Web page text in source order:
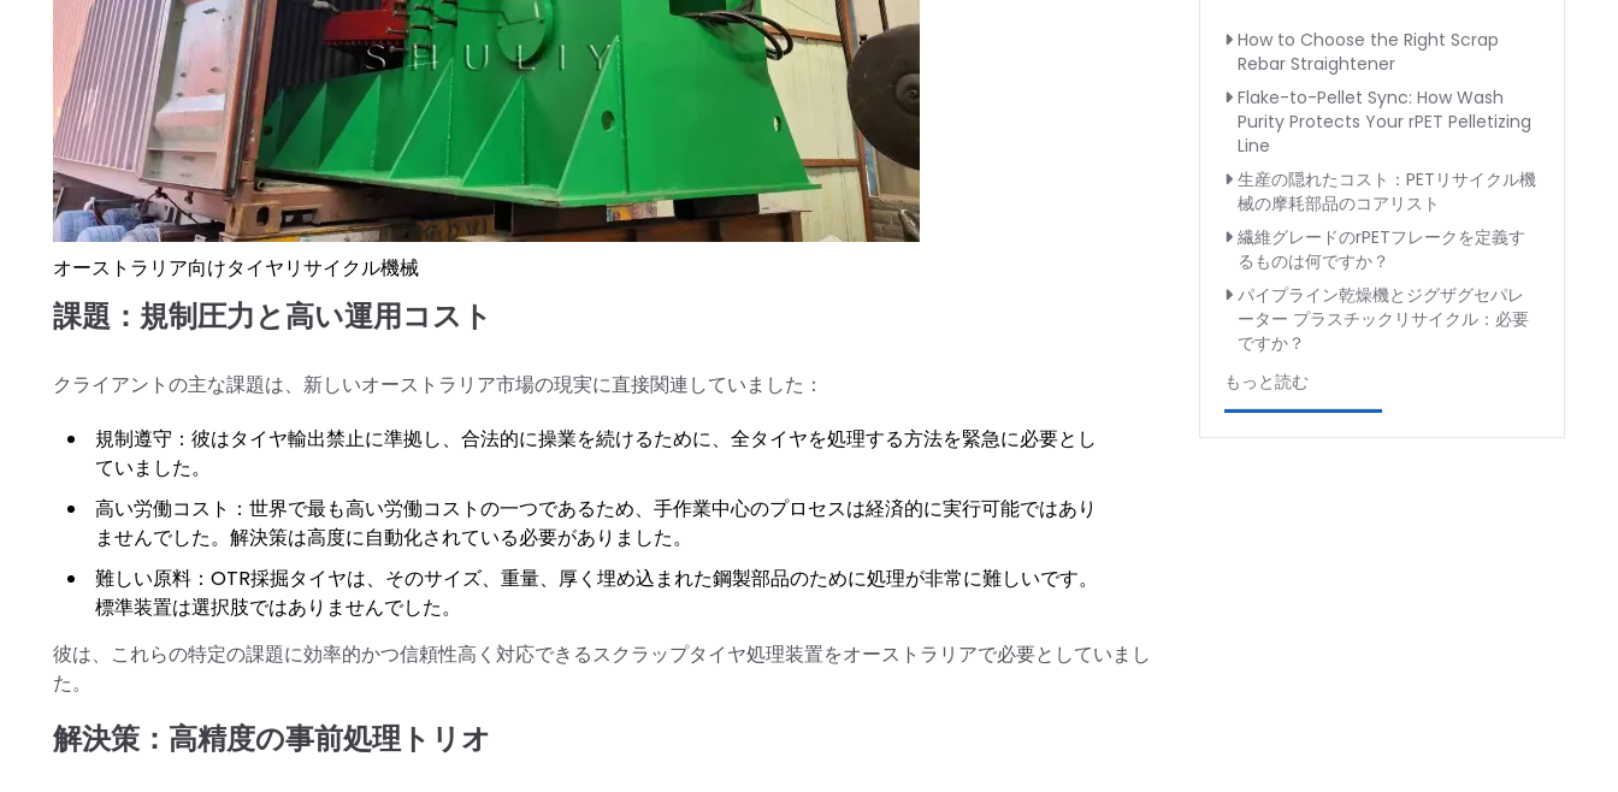
オーストラリア向けタイヤリサイクル機械
課題：規制圧力と高い運用コスト
クライアントの主な課題は、新しいオーストラリア市場の現実に直接関連していました：
規制遵守：彼はタイヤ輸出禁止に準拠し、合法的に操業を続けるために、全タイヤを処理する方法を緊急に必要とし
ていました。
高い労働コスト：世界で最も高い労働コストの一つであるため、手作業中心のプロセスは経済的に実行可能ではあり
ませんでした。解決策は高度に自動化されている必要がありました。
難しい原料：OTR採掘タイヤは、そのサイズ、重量、厚く埋め込まれた鋼製部品のために処理が非常に難しいです。
標準装置は選択肢ではありませんでした。
彼は、これらの特定の課題に効率的かつ信頼性高く対応できるスクラップタイヤ処理装置をオーストラリアで必要としていまし
た。
解決策：高精度の事前処理トリオ
How to Choose the Right Scrap
Rebar Straightener
Flake-to-Pellet Sync: How Wash
Purity Protects Your rPET Pelletizing
Line
生産の隠れたコスト：PETリサイクル機
械の摩耗部品のコアリスト
繊維グレードのrPETフレークを定義す
るものは何ですか？
パイプライン乾燥機とジグザグセパレ
ーター プラスチックリサイクル：必要
ですか？
もっと読む